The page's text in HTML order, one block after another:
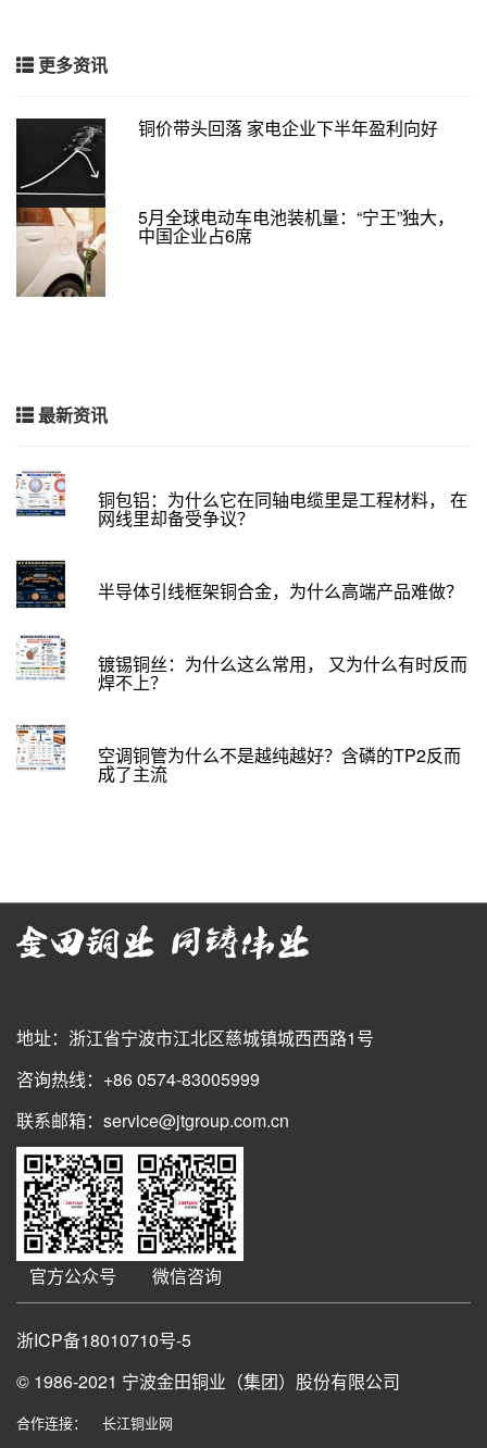
更多资讯
铜价带头回落 家电企业下半年盈利向好
5月全球电动车电池装机量：“宁王”独大，
中国企业占6席
最新资讯
铜包铝：为什么它在同轴电缆里是工程材料， 在
网线里却备受争议？
半导体引线框架铜合金，为什么高端产品难做？
镀锡铜丝：为什么这么常用， 又为什么有时反而
焊不上？
空调铜管为什么不是越纯越好？含磷的TP2反而
成了主流
地址：浙江省宁波市江北区慈城镇城西西路1号
咨询热线：+86 0574-83005999
联系邮箱：service@jtgroup.com.cn
官方公众号 微信咨询
浙ICP备18010710号-5
© 1986-2021 宁波金田铜业（集团）股份有限公司
合作连接： 长江铜业网